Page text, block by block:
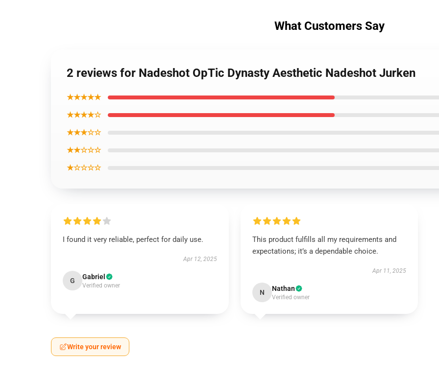
What Customers Say
2 reviews for Nadeshot OpTic Dynasty Aesthetic Nadeshot Jurken
★★★★★
★★★★☆
★★★☆☆
★★☆☆☆
★☆☆☆☆
I found it very reliable, perfect for daily use.
Apr 12, 2025
G Gabriel
Verified owner
This product fulfills all my requirements and
expectations; it’s a dependable choice.
Apr 11, 2025
N Nathan
Verified owner
Write your review